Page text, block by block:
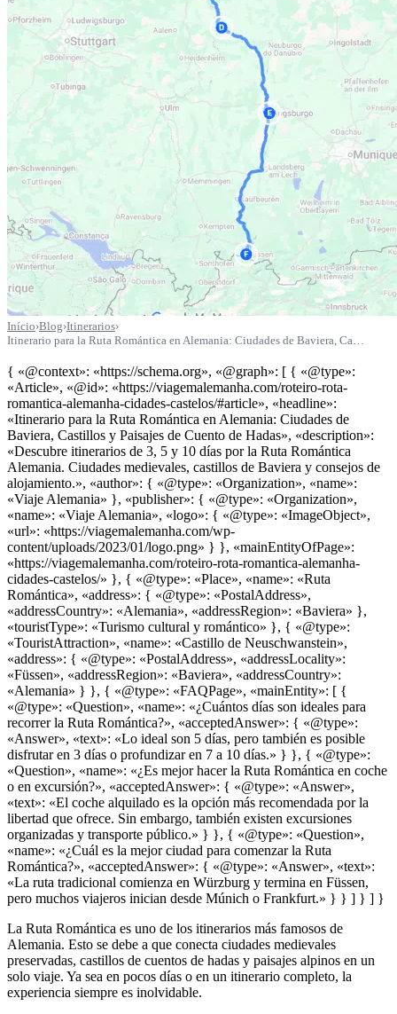
Início›Blog›Itinerarios›
Itinerario para la Ruta Romántica en Alemania: Ciudades de Baviera, Ca…
{ «@context»: «https://schema.org», «@graph»: [ { «@type»:
«Article», «@id»: «https://viagemalemanha.com/roteiro-rota-
romantica-alemanha-cidades-castelos/#article», «headline»:
«Itinerario para la Ruta Romántica en Alemania: Ciudades de
Baviera, Castillos y Paisajes de Cuento de Hadas», «description»:
«Descubre itinerarios de 3, 5 y 10 días por la Ruta Romántica
Alemania. Ciudades medievales, castillos de Baviera y consejos de
alojamiento.», «author»: { «@type»: «Organization», «name»:
«Viaje Alemania» }, «publisher»: { «@type»: «Organization»,
«name»: «Viaje Alemania», «logo»: { «@type»: «ImageObject»,
«url»: «https://viagemalemanha.com/wp-
content/uploads/2023/01/logo.png» } }, «mainEntityOfPage»:
«https://viagemalemanha.com/roteiro-rota-romantica-alemanha-
cidades-castelos/» }, { «@type»: «Place», «name»: «Ruta
Romántica», «address»: { «@type»: «PostalAddress»,
«addressCountry»: «Alemania», «addressRegion»: «Baviera» },
«touristType»: «Turismo cultural y romántico» }, { «@type»:
«TouristAttraction», «name»: «Castillo de Neuschwanstein»,
«address»: { «@type»: «PostalAddress», «addressLocality»:
«Füssen», «addressRegion»: «Baviera», «addressCountry»:
«Alemania» } }, { «@type»: «FAQPage», «mainEntity»: [ {
«@type»: «Question», «name»: «¿Cuántos días son ideales para
recorrer la Ruta Romántica?», «acceptedAnswer»: { «@type»:
«Answer», «text»: «Lo ideal son 5 días, pero también es posible
disfrutar en 3 días o profundizar en 7 a 10 días.» } }, { «@type»:
«Question», «name»: «¿Es mejor hacer la Ruta Romántica en coche
o en excursión?», «acceptedAnswer»: { «@type»: «Answer»,
«text»: «El coche alquilado es la opción más recomendada por la
libertad que ofrece. Sin embargo, también existen excursiones
organizadas y transporte público.» } }, { «@type»: «Question»,
«name»: «¿Cuál es la mejor ciudad para comenzar la Ruta
Romántica?», «acceptedAnswer»: { «@type»: «Answer», «text»:
«La ruta tradicional comienza en Würzburg y termina en Füssen,
pero muchos viajeros inician desde Múnich o Frankfurt.» } } ] } ] }
La Ruta Romántica es uno de los itinerarios más famosos de
Alemania. Esto se debe a que conecta ciudades medievales
preservadas, castillos de cuentos de hadas y paisajes alpinos en un
solo viaje. Ya sea en pocos días o en un itinerario completo, la
experiencia siempre es inolvidable.